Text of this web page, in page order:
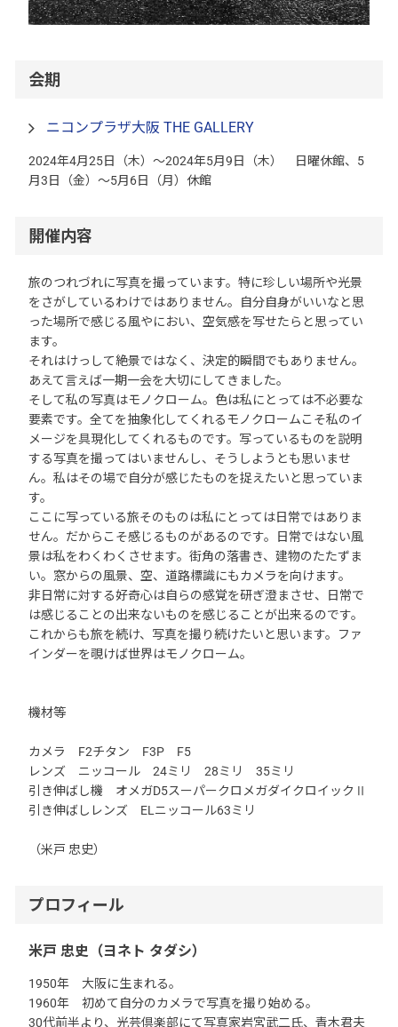
会期
ニコンプラザ大阪 THE GALLERY
2024年4月25日（木）～2024年5月9日（木） 日曜休館、5
月3日（金）～5月6日（月）休館
開催内容
旅のつれづれに写真を撮っています。特に珍しい場所や光景
をさがしているわけではありません。自分自身がいいなと思
った場所で感じる風やにおい、空気感を写せたらと思ってい
ます。
それはけっして絶景ではなく、決定的瞬間でもありません。
あえて言えば一期一会を大切にしてきました。
そして私の写真はモノクローム。色は私にとっては不必要な
要素です。全てを抽象化してくれるモノクロームこそ私のイ
メージを具現化してくれるものです。写っているものを説明
する写真を撮ってはいませんし、そうしようとも思いませ
ん。私はその場で自分が感じたものを捉えたいと思っていま
す。
ここに写っている旅そのものは私にとっては日常ではありま
せん。だからこそ感じるものがあるのです。日常ではない風
景は私をわくわくさせます。街角の落書き、建物のたたずま
い。窓からの風景、空、道路標識にもカメラを向けます。
非日常に対する好奇心は自らの感覚を研ぎ澄まさせ、日常で
は感じることの出来ないものを感じることが出来るのです。
これからも旅を続け、写真を撮り続けたいと思います。ファ
インダーを覗けば世界はモノクローム。
機材等
カメラ F2チタン F3P F5
レンズ ニッコール 24ミリ 28ミリ 35ミリ
引き伸ばし機 オメガD5スーパークロメガダイクロイックⅡ
引き伸ばしレンズ ELニッコール63ミリ
（米戸 忠史）
プロフィール
米戸 忠史（ヨネト タダシ）
1950年 大阪に生まれる。
1960年 初めて自分のカメラで写真を撮り始める。
30代前半より、光芸倶楽部にて写真家岩宮武二氏、青木君夫